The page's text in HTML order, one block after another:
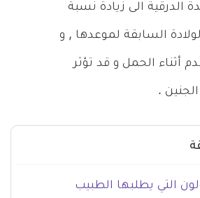
الدرقية الى زيادة نسبة
السابقة لموعدها , و
أثناء الحمل و قد تؤثر
.
التي يطلبها الطبيب